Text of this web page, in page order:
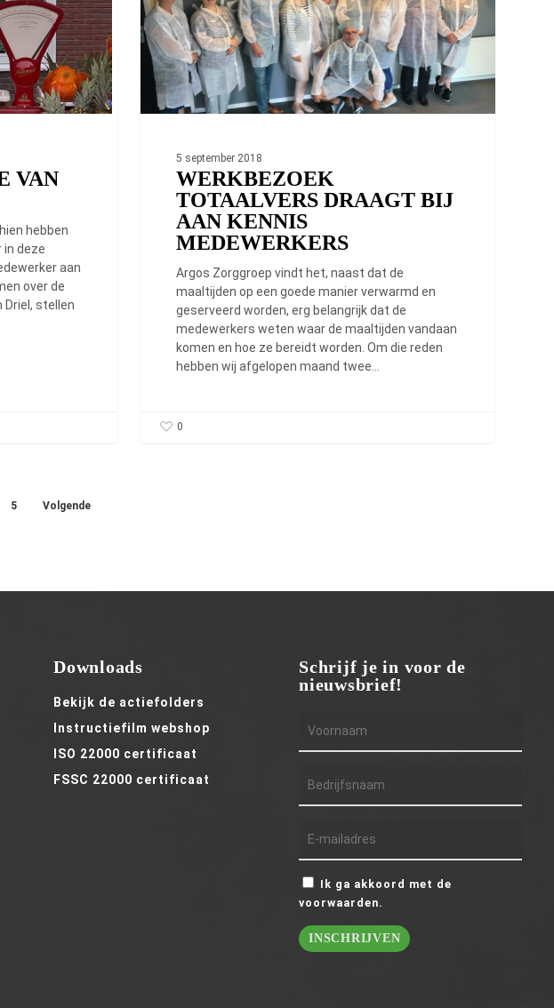
VAN
hebben
in deze
aan
over de
Driel, stellen
medewerkers
5 september 2018
WERKBEZOEK
TOTAALVERS DRAAGT BIJ
AAN KENNIS
MEDEWERKERS
Argos Zorggroep vindt het, naast dat de
maaltijden op een goede manier verwarmd en
geserveerd worden, erg belangrijk dat de
medewerkers weten waar de maaltijden vandaan
komen en hoe ze bereidt worden. Om die reden
hebben wij afgelopen maand twee…
0
5 Volgende
Downloads
Bekijk de actiefolders
Instructiefilm webshop
ISO 22000 certificaat
FSSC 22000 certificaat
Schrijf je in voor de
nieuwsbrief!
Ik ga akkoord met de
voorwaarden.